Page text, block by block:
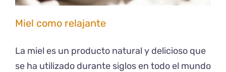
Miel como relajante
La miel es un producto natural y delicioso que
se ha utilizado durante siglos en todo el mundo